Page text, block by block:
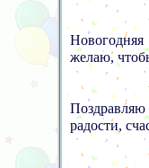
желаю,
радости,